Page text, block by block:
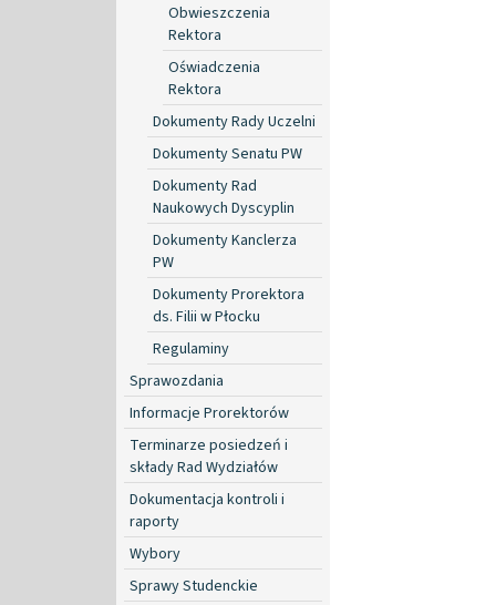
Obwieszczenia
Rektora
Oświadczenia
Rektora
Dokumenty Rady Uczelni
Dokumenty Senatu PW
Dokumenty Rad
Naukowych Dyscyplin
Dokumenty Kanclerza
PW
Dokumenty Prorektora
ds. Filii w Płocku
Regulaminy
Sprawozdania
Informacje Prorektorów
Terminarze posiedzeń i
składy Rad Wydziałów
Dokumentacja kontroli i
raporty
Wybory
Sprawy Studenckie